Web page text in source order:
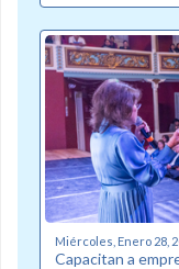
Miércoles, Enero 28,
Capacitan a